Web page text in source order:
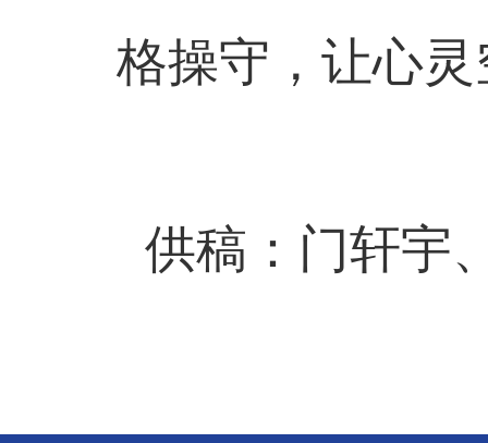
格操守，让心
供稿：门轩宇